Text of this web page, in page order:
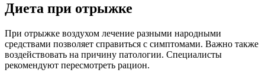
Диета при отрыжке
При отрыжке воздухом лечение разными народными
средствами позволяет справиться с симптомами. Важно также
воздействовать на причину патологии. Специалисты
рекомендуют пересмотреть рацион.